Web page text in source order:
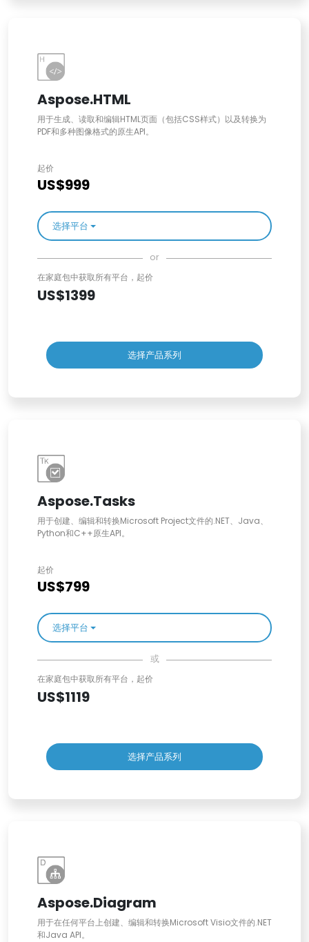
Aspose.HTML
用于生成、读取和编辑HTML页面（包括CSS样式）以及转换为
PDF和多种图像格式的原生API。
起价
US$999
选择平台
or
在家庭包中获取所有平台，起价
US$1399
选择产品系列
Aspose.Tasks
用于创建、编辑和转换Microsoft Project文件的.NET、Java、
Python和C++原生API。
起价
US$799
选择平台
或
在家庭包中获取所有平台，起价
US$1119
选择产品系列
Aspose.Diagram
用于在任何平台上创建、编辑和转换Microsoft Visio文件的.NET
和Java API。